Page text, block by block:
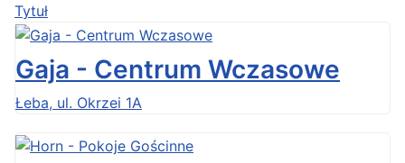
Tytuł
Gaja - Centrum Wczasowe
Łeba, ul. Okrzei 1A